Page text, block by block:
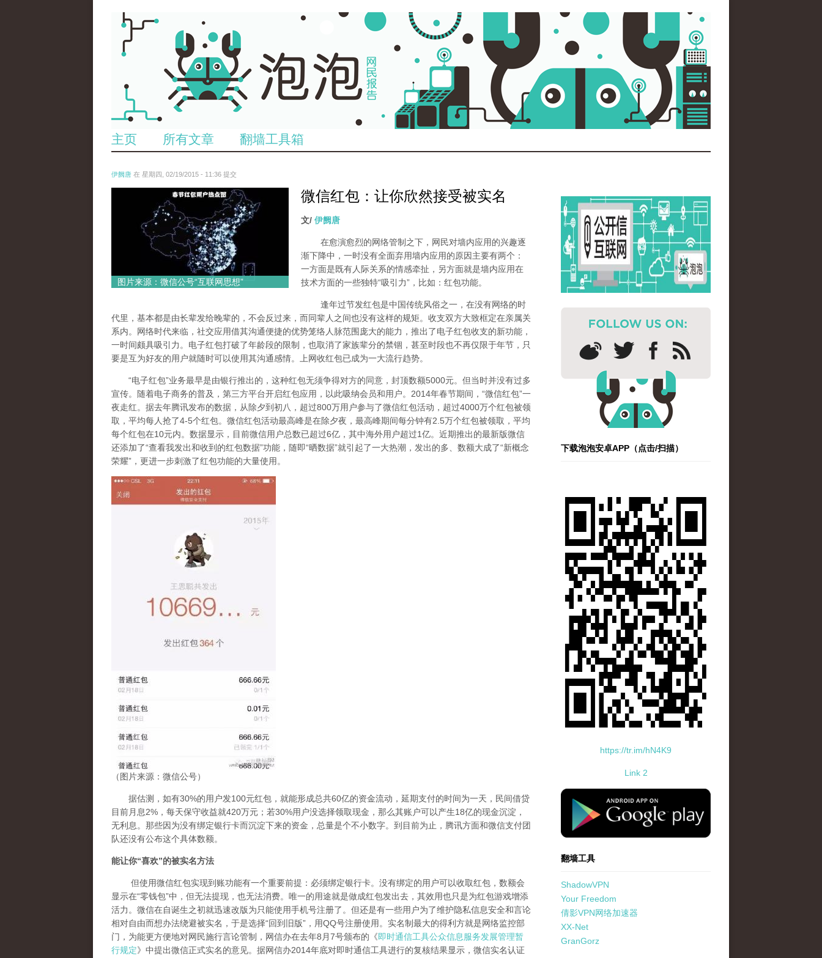
主页 所有文章 翻墙工具箱
伊阙唐 在 星期四, 02/19/2015 - 11:36 提交
chun_jie_hong_bao_yong_hu_re_dian_tu_.jpg
图片来源：微信公号“互联网思想”
微信红包：让你欣然接受被实名
文/ 伊阙唐
在愈演愈烈的网络管制之下，网民对墙内应用的兴趣逐
渐下降中，一时没有全面弃用墙内应用的原因主要有两个：
一方面是既有人际关系的情感牵扯，另方面就是墙内应用在
技术方面的一些独特“吸引力”，比如：红包功能。
逢年过节发红包是中国传统风俗之一，在没有网络的时
代里，基本都是由长辈发给晚辈的，不会反过来，而同辈人之间也没有这样的规矩。收支双方大致框定在亲属关
系内。网络时代来临，社交应用借其沟通便捷的优势笼络人脉范围庞大的能力，推出了电子红包收支的新功能，
一时间颇具吸引力。电子红包打破了年龄段的限制，也取消了家族辈分的禁锢，甚至时段也不再仅限于年节，只
要是互为好友的用户就随时可以使用其沟通感情。上网收红包已成为一大流行趋势。
“电子红包”业务最早是由银行推出的，这种红包无须争得对方的同意，封顶数额5000元。但当时并没有过多
宣传。随着电子商务的普及，第三方平台开启红包应用，以此吸纳会员和用户。2014年春节期间，“微信红包”一
夜走红。据去年腾讯发布的数据，从除夕到初八，超过800万用户参与了微信红包活动，超过4000万个红包被领
取，平均每人抢了4-5个红包。微信红包活动最高峰是在除夕夜，最高峰期间每分钟有2.5万个红包被领取，平均
每个红包在10元内。数据显示，目前微信用户总数已超过6亿，其中海外用户超过1亿。近期推出的最新版微信
还添加了“查看我发出和收到的红包数据”功能，随即“晒数据”就引起了一大热潮，发出的多、数额大成了“新概念
荣耀”，更进一步刺激了红包功能的大量使用。
（图片来源：微信公号）
据估测，如有30%的用户发100元红包，就能形成总共60亿的资金流动，延期支付的时间为一天，民间借贷
目前月息2%，每天保守收益就420万元；若30%用户没选择领取现金，那么其账户可以产生18亿的现金沉淀，
无利息。那些因为没有绑定银行卡而沉淀下来的资金，总量是个不小数字。到目前为止，腾讯方面和微信支付团
队还没有公布这个具体数额。
能让你“喜欢”的被实名方法
但使用微信红包实现到账功能有一个重要前提：必须绑定银行卡。没有绑定的用户可以收取红包，数额会
显示在“零钱包”中，但无法提现，也无法消费。唯一的用途就是做成红包发出去，其效用也只是为红包游戏增添
活力。微信在自诞生之初就迅速改版为只能使用手机号注册了。但还是有一些用户为了维护隐私信息安全和言论
相对自由而想办法绕避被实名，于是选择“回到旧版”，用QQ号注册使用。实名制最大的得利方就是网络监控部
门，为能更方便地对网民施行言论管制，网信办在去年8月7号颁布的《即时通信工具公众信息服务发展管理暂
行规定》中提出微信正式实名的意见。据网信办2014年底对即时通信工具进行的复核结果显示，微信实名认证
下载泡泡安卓APP（点击/扫描）
https://tr.im/hN4K9
Link 2
standard-icon-googleplay-app-store.png
翻墙工具
ShadowVPN
Your Freedom
倩影VPN网络加速器
XX-Net
GranGorz